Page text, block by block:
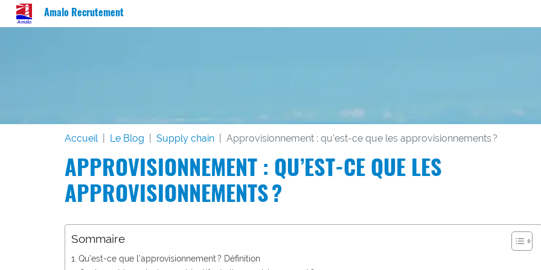
Amalo Recrutement
Accueil Le Blog Supply chain Approvisionnement : qu’est-ce que les approvisionnements ?
APPROVISIONNEMENT : QU’EST-CE QUE LES
APPROVISIONNEMENTS ?
Sommaire
Qu’est-ce que l’approvisionnement ? Définition